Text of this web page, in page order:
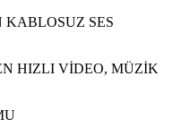
KABLOSUZ SES
HIZLI VİDEO, MÜZİK